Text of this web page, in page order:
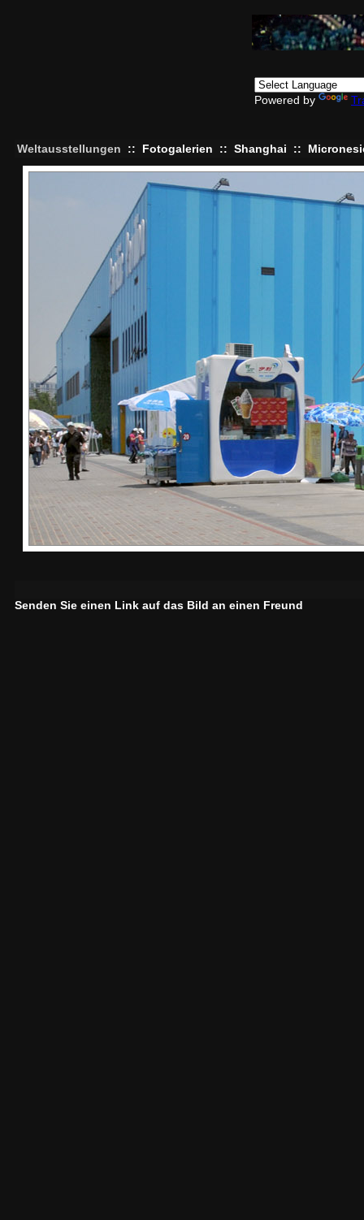
Powered by
Weltausstellungen :: Fotogalerien :: Shanghai ::
Senden Sie einen Link auf das Bild an einen Freund